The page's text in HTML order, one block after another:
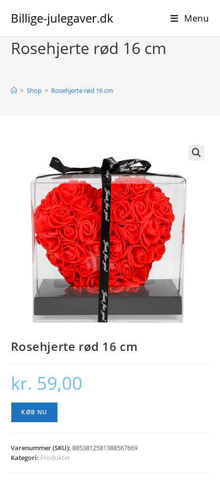
Billige-julegaver.dk Menu
Rosehjerte rød 16 cm
> Shop > Rosehjerte rød 16 cm
Rosehjerte rød 16 cm
kr. 59,00
KØB NU
Varenummer (SKU):8853812581388567669
Kategori: Produkter